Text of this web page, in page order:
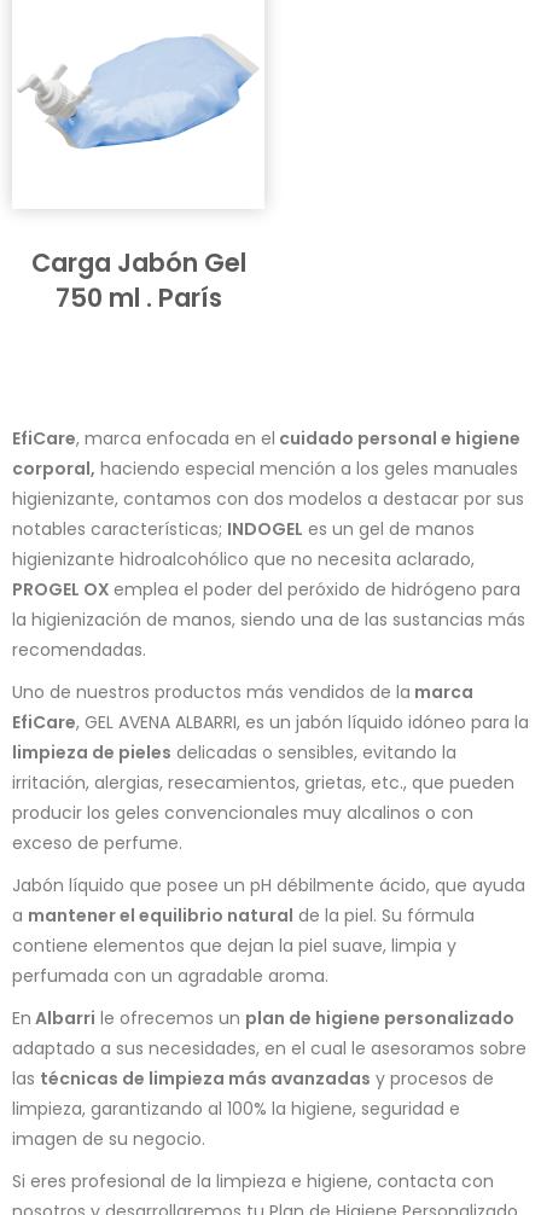
Carga Jabón Gel
750 ml . París
EfiCare, marca enfocada en el cuidado personal e higiene
corporal, haciendo especial mención a los geles manuales
higienizante, contamos con dos modelos a destacar por sus
notables características; INDOGEL es un gel de manos
higienizante hidroalcohólico que no necesita aclarado,
PROGEL OX emplea el poder del peróxido de hidrógeno para
la higienización de manos, siendo una de las sustancias más
recomendadas.
Uno de nuestros productos más vendidos de la marca
EfiCare, GEL AVENA ALBARRI, es un jabón líquido idóneo para la
limpieza de pieles delicadas o sensibles, evitando la
irritación, alergias, resecamientos, grietas, etc., que pueden
producir los geles convencionales muy alcalinos o con
exceso de perfume.
Jabón líquido que posee un pH débilmente ácido, que ayuda
a mantener el equilibrio natural de la piel. Su fórmula
contiene elementos que dejan la piel suave, limpia y
perfumada con un agradable aroma.
En Albarri le ofrecemos un plan de higiene personalizado
adaptado a sus necesidades, en el cual le asesoramos sobre
las técnicas de limpieza más avanzadas y procesos de
limpieza, garantizando al 100% la higiene, seguridad e
imagen de su negocio.
Si eres profesional de la limpieza e higiene, contacta con